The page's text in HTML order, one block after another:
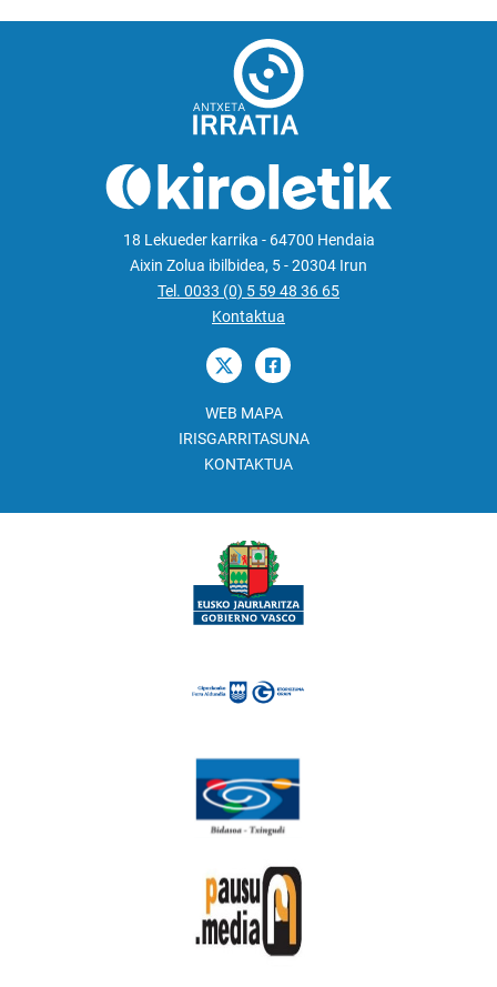
18 Lekueder karrika - 64700 Hendaia
Aixin Zolua ibilbidea, 5 - 20304 Irun
Tel. 0033 (0) 5 59 48 36 65
Kontaktua
WEB MAPA
IRISGARRITASUNA
KONTAKTUA